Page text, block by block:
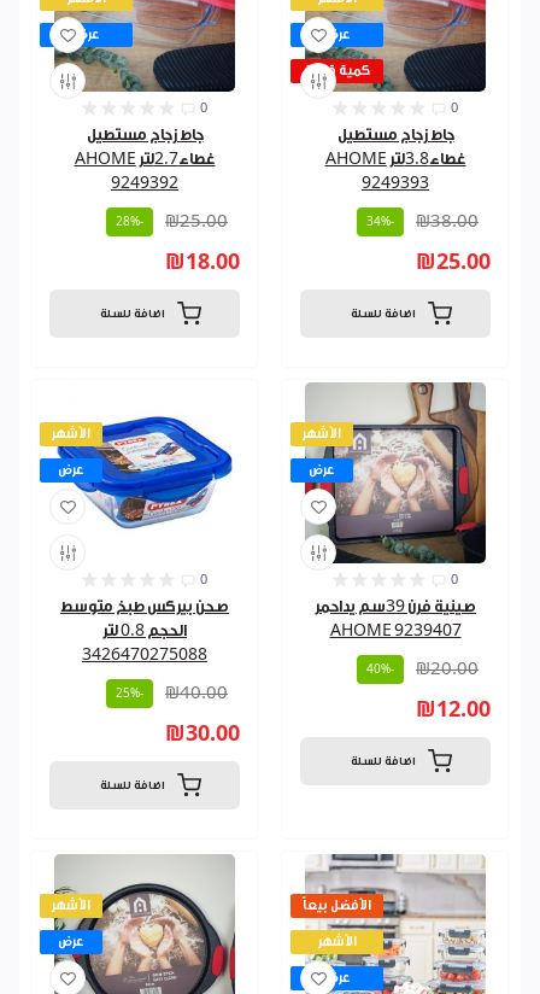
عرض
0
جاط زجاج مستطيل
غطاء2.7لتر AHOME
9249392
₪25.00
-28%
₪18.00
اضافة للسلة
عرض
كمية قليلة
0
جاط زجاج مستطيل
غطاء3.8لتر AHOME
9249393
₪38.00
-34%
₪25.00
اضافة للسلة
الأشهر
عرض
0
صحن بيركس طبخ متوسط
الحجم 0.8 لتر
3426470275088
₪40.00
-25%
₪30.00
اضافة للسلة
الأشهر
عرض
0
صينية فرن 39سم يداحمر
AHOME 9239407
₪20.00
-40%
₪12.00
اضافة للسلة
الأشهر
عرض
الأفضل بيعاً
الأشهر
عرض